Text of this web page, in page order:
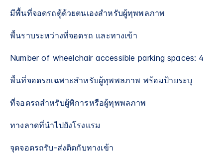
มีพื้นที่จอดรถตู้ด้วยตนเองสำหรับผู้ทุพพลภาพ
พื้นราบระหว่างที่จอดรถ และทางเข้า
Number of wheelchair accessible parking spaces: 4
พื้นที่จอดรถเฉพาะสำหรับผู้ทุพพลภาพ พร้อมป้ายระบุ
ที่จอดรถสำหรับผู้พิการหรือผู้ทุพพลภาพ
ทางลาดที่นำไปยังโรงแรม
จุดจอดรถรับ-ส่งติดกับทางเข้า